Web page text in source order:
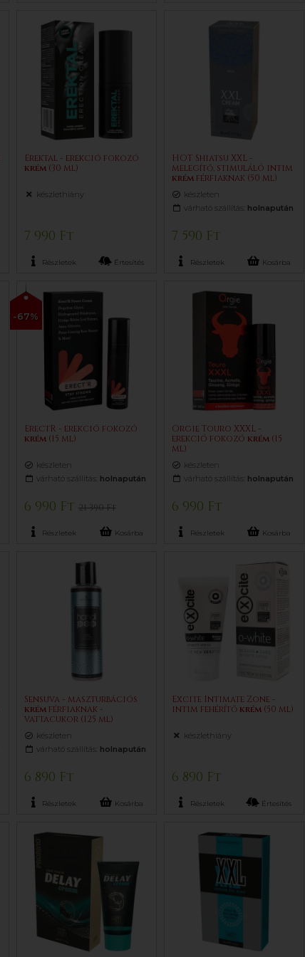
Erektal - erekció fokozó
krém(30 ml)
készlethiány
7 990 Ft
Részletek Értesítés
HOT Shiatsu XXL -
melegítő, stimuláló intim
krémférfiaknak (50 ml)
készleten
várható szállítás: holnapután
7 590 Ft
Részletek Kosárba
-67%
ErectR - erekció fokozó
krém(15 ml)
készleten
várható szállítás: holnapután
6 990 Ft 21 390 Ft
Részletek Kosárba
Orgie Touro XXXL -
erekció fokozó krém(15
ml)
készleten
várható szállítás: holnapután
6 990 Ft
Részletek Kosárba
Sensuva - maszturbációs
krémférfiaknak -
vattacukor (125 ml)
készleten
várható szállítás: holnapután
6 890 Ft
Részletek Kosárba
Excite Intimate Zone -
intim fehérítő krém(50 ml)
készlethiány
6 890 Ft
Részletek Értesítés